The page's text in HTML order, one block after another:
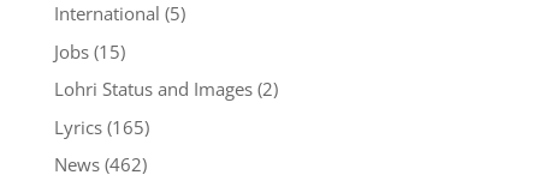
International (5)
Jobs(15)
Lohri Status and Images(2)
Lyrics(165)
News(462)